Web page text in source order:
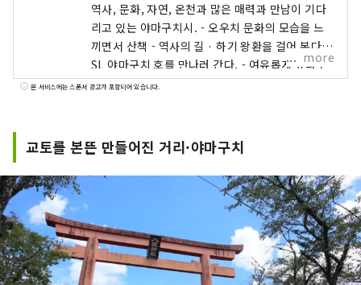
역사, 문화, 자연, 온천과 많은 매력과 만남이 기다
리고 있는 야마구치시. - 오우치 문화의 모습을 느
끼면서 산책 - 역사의 길 · 하기 왕환을 걸어 본다 -
SL 야마구치 호를 만나러 간다. - 여유롭게 유다 온
천을 즐기십시오. 북쪽은 중국산지, 남쪽은 세토내
당신이 생각하는대로, 마음대로 "부라리"라고 보내
는 야마구치의 여행에.
more
본 서비스에는 스폰서 광고가 포함되어 있습니다.
교토를 본뜬 만들어진 거리·야마구치